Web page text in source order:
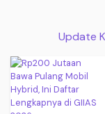
Update